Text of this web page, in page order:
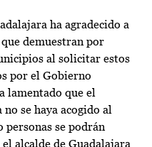
ha agradecido a
demuestran por
al solicitar estos
por el Gobierno
lamentado que el
se haya acogido al
personas se podrán
alcalde de Guadalajara